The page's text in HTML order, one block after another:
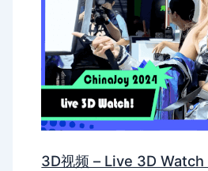
3D视频 – Live 3D